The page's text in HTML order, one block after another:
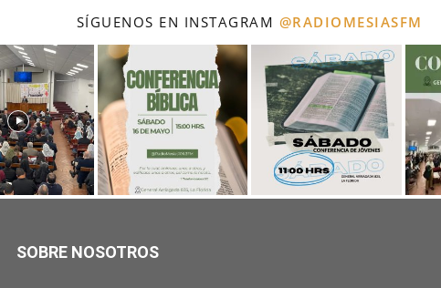
SÍGUENOS EN INSTAGRAM @RADIOMESIASFM
SOBRE NOSOTROS